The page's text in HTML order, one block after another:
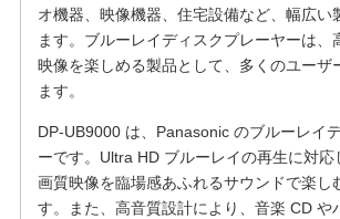
オ機器、映像機器、住宅設備など、幅広い
ます。ブルーレイディスクプレーヤーは、
映像を楽しめる製品として、多くのユーザ
ます。
DP-UB9000 は、Panasonic のブルーレイ
ーです。Ultra HD ブルーレイの再生に対応
画質映像を臨場感あふれるサウンドで楽し
す。また、高音質設計により、音楽 CD や